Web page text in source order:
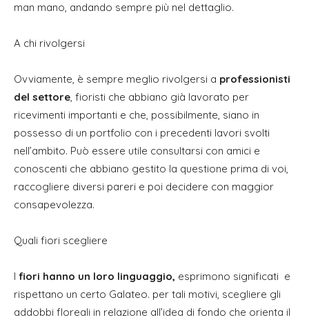
man mano, andando sempre più nel dettaglio.
A chi rivolgersi
Ovviamente, è sempre meglio rivolgersi a professionisti
del settore, fioristi che abbiano già lavorato per
ricevimenti importanti e che, possibilmente, siano in
possesso di un portfolio con i precedenti lavori svolti
nell’ambito. Può essere utile consultarsi con amici e
conoscenti che abbiano gestito la questione prima di voi,
raccogliere diversi pareri e poi decidere con maggior
consapevolezza.
Quali fiori scegliere
I fiori hanno un loro linguaggio, esprimono significati e
rispettano un certo Galateo. per tali motivi, scegliere gli
addobbi floreali in relazione all’idea di fondo che orienta il